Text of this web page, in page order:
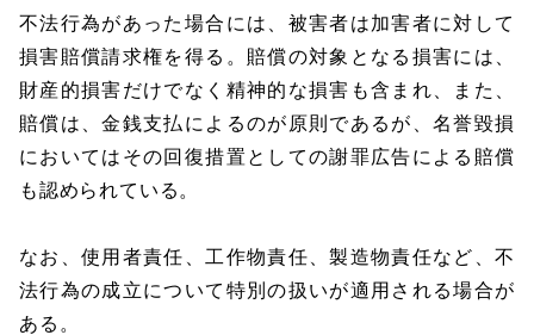
不法行為があった場合には、被害者は加害者に対して
損害賠償請求権を得る。賠償の対象となる損害には、
財産的損害だけでなく精神的な損害も含まれ、また、
賠償は、金銭支払によるのが原則であるが、名誉毀損
においてはその回復措置としての謝罪広告による賠償
も認められている。
なお、使用者責任、工作物責任、製造物責任など、不
法行為の成立について特別の扱いが適用される場合が
ある。